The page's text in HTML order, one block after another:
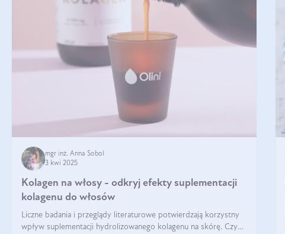
mgr inż. Anna Sobol
3 kwi 2025
Kolagen na włosy - odkryj efekty suplementacji
kolagenu do włosów
Liczne badania i przeglądy literaturowe potwierdzają korzystny
wpływ suplementacji hydrolizowanego kolagenu na skórę. Czy